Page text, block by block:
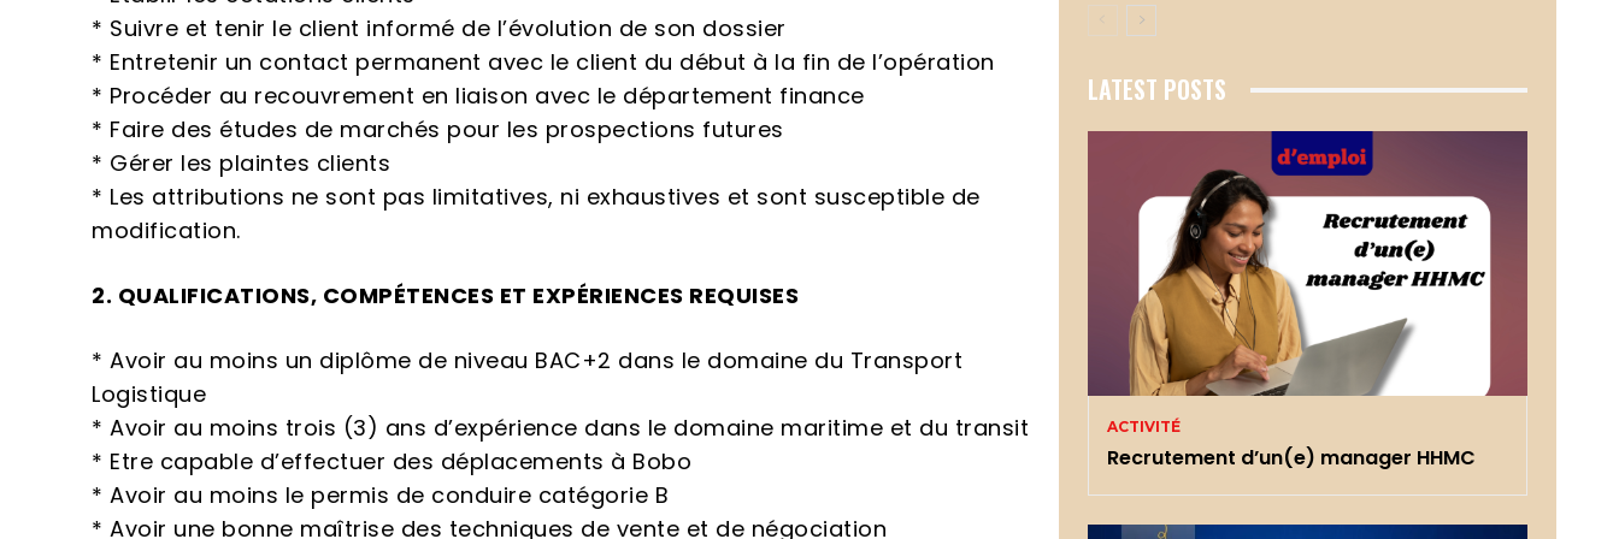
* Suivre et tenir le client informé de l’évolution de son dossier
* Entretenir un contact permanent avec le client du début à la fin de l’opération
* Procéder au recouvrement en liaison avec le département finance
* Faire des études de marchés pour les prospections futures
* Gérer les plaintes clients
* Les attributions ne sont pas limitatives, ni exhaustives et sont susceptible de
modification.
2. QUALIFICATIONS, COMPÉTENCES ET EXPÉRIENCES REQUISES
* Avoir au moins un diplôme de niveau BAC+2 dans le domaine du Transport
Logistique
* Avoir au moins trois (3) ans d’expérience dans le domaine maritime et du transit
* Etre capable d’effectuer des déplacements à Bobo
* Avoir au moins le permis de conduire catégorie B
* Avoir une bonne maîtrise des techniques de vente et de négociation
LATEST POSTS
ACTIVITÉ
Recrutement d’un(e) manager HHMC